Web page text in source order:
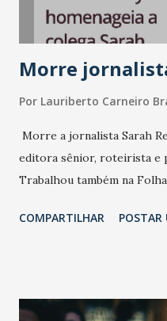
Morre
Por Lauriberto Carneiro
Morre a jornalista Sarah
editora sênior, roteirista e
Trabalhou também na
COMPARTILHAR